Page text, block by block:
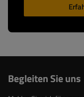
Begleiten Sie uns